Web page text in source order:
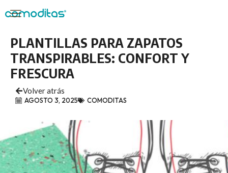
PLANTILLAS PARA ZAPATOS
TRANSPIRABLES: CONFORT Y
FRESCURA
AGOSTO 3, 2025 COMODITAS
Volver atrás